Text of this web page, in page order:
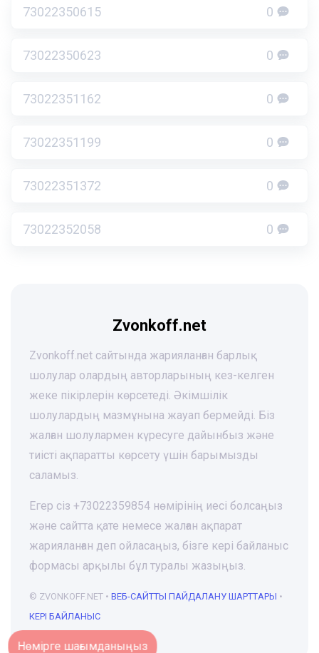
73022350615 0
73022350623 0
73022351162 0
73022351199 0
73022351372 0
73022352058 0
Zvonkoff.net
Zvonkoff.net сайтында жарияланған барлық
шолулар олардың авторларының кез-келген
жеке пікірлерін көрсетеді. Әкімшілік
шолулардың мазмұнына жауап бермейді. Біз
жалған шолулармен күресуге дайынбыз және
тиісті ақпаратты көрсету үшін барымызды
саламыз.
Егер сіз +73022359854 нөмірінің иесі болсаңыз
және сайтта қате немесе жалған ақпарат
жарияланған деп ойласаңыз, бізге кері байланыс
формасы арқылы бұл туралы жазыңыз.
© ZVONKOFF.NET • ВЕБ-CАЙТТЫ ПАЙДАЛАНУ ШАРТТАРЫ •
КЕРІ БАЙЛАНЫС
Нөмірге шағымданыңыз